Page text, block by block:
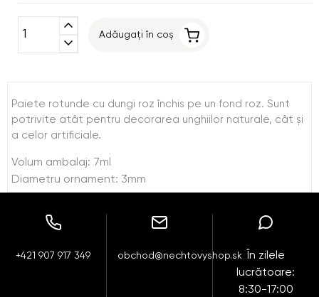
expand_less
expand_more
Adăugați în coș
Paiete rotunde cu dungi roz închis pe un fond roz. Sunt
potrivite atât pentru decorarea unghiilor naturale, cât şi
a celor artificiale.
Volum ambalaj: 7ml
Diametru ornament: 3mm
+421 907 917 349 obchod@nechtovyshop.sk
În zilele
lucrătoare:
8:30-17:00